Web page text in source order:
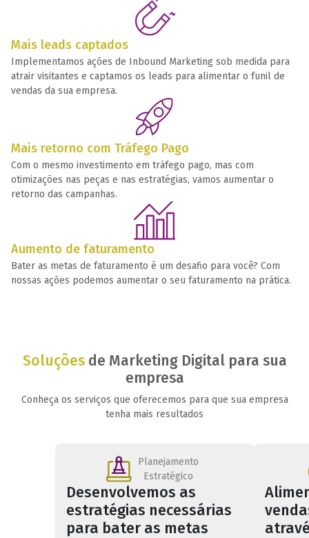
Mais leads captados
Implementamos ações de Inbound Marketing sob medida para
atrair visitantes e captamos os leads para alimentar o funil de
vendas da sua empresa.
Mais retorno com Tráfego Pago
Com o mesmo investimento em tráfego pago, mas com
otimizações nas peças e nas estratégias, vamos aumentar o
retorno das campanhas.
Aumento de faturamento
Bater as metas de faturamento é um desafio para você? Com
nossas ações podemos aumentar o seu faturamento na prática.
Soluçõesde Marketing Digital para sua
empresa
Conheça os serviços que oferecemos para que sua empresa
tenha mais resultados
Planejamento
Estratégico
Desenvolvemos as
estratégias necessárias
para bater as metas